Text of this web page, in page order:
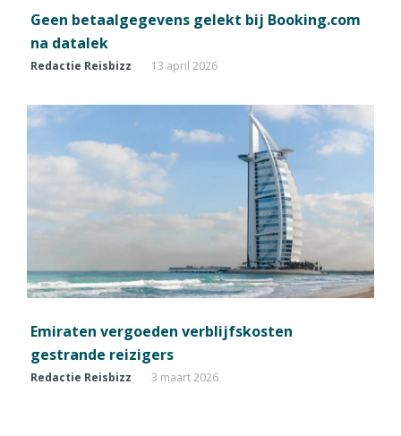
Geen betaalgegevens gelekt bij Booking.com
na datalek
Redactie Reisbizz 13 april 2026
Emiraten vergoeden verblijfskosten
gestrande reizigers
Redactie Reisbizz 3 maart 2026